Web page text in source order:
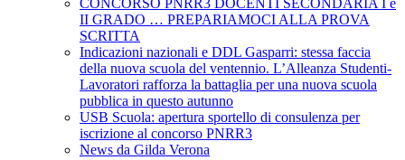
CONCORSO PNRR3 DOCENTI SECONDARIA I e
II GRADO … PREPARIAMOCI ALLA PROVA
SCRITTA
Indicazioni nazionali e DDL Gasparri: stessa faccia
della nuova scuola del ventennio. L’Alleanza Studenti-
Lavoratori rafforza la battaglia per una nuova scuola
pubblica in questo autunno
USB Scuola: apertura sportello di consulenza per
iscrizione al concorso PNRR3
News da Gilda Verona